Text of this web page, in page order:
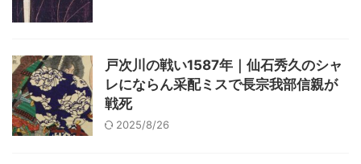
戸次川の戦い1587年｜仙石秀久のシャ
レにならん采配ミスで長宗我部信親が
戦死
2025/8/26